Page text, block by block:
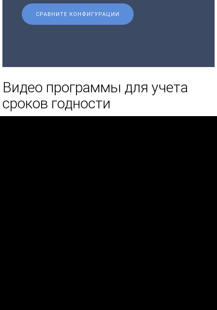
СРАВНИТЕ КОНФИГУРАЦИИ
Видео программы для учета
сроков годности